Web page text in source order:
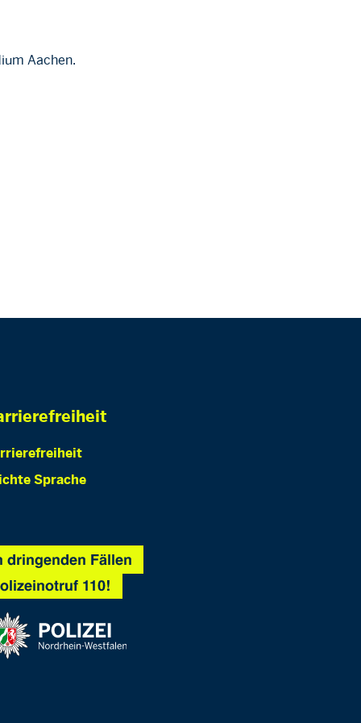
Aachen.
Sprache